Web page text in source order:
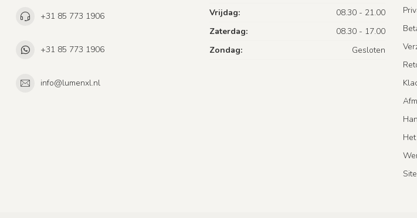
+31 85 773 1906
+31 85 773 1906
info@lumenxl.nl
Vrijdag:
08.30 - 21.00
Zaterdag:
08.30 - 17.00
Zondag:
Gesloten